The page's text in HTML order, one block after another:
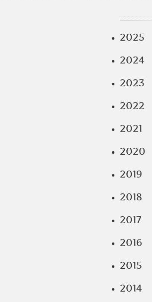
2025
2024
2023
2022
2021
2020
2019
2018
2017
2016
2015
2014